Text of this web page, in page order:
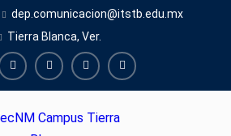
dep.comunicacion@itstb.edu.mx
Tierra Blanca, Ver.
TwiterYoutubeinstagramTikTok